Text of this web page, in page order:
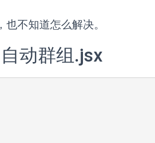
不知道怎么解决。
动群组.jsx